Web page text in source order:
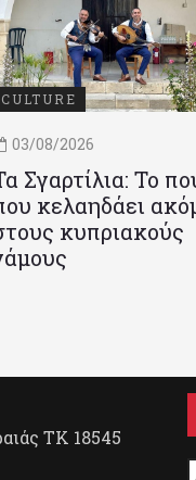
CULTURE
03/08/2026
Σγαρτίλια: Το
κελαηδάει
κυπριακούς
ΤΚ 18545